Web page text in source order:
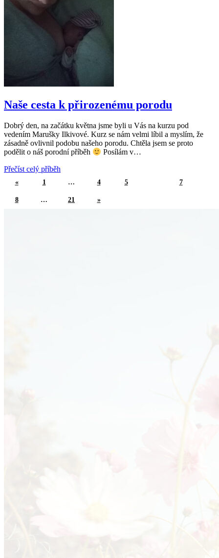
Naše cesta k přirozenému porodu
Dobrý den, na začátku května jsme byli u Vás na kurzu pod
vedením Marušky Ilkivové. Kurz se nám velmi líbil a myslím, že
zásadně ovlivnil podobu našeho porodu. Chtěla jsem se proto
podělit o náš porodní příběh
Posílám v…
Přečíst celý příběh
« 1 … 4 5 7
8 … 21 »